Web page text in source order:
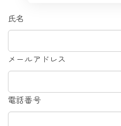
氏名
メールアドレス
電話番号